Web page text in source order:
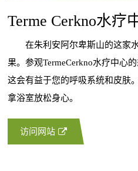
Terme Cerkno水疗
在朱利安阿尔卑斯山的这家水
果。参观TermeCerkno水疗中心
这会有益于您的呼吸系统和皮肤
拿浴室放松身心。
访问网站